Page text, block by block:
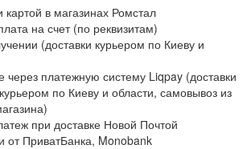
в магазинах Ромстал
на счет (по реквизитам)
(доставки курьером по Киеву и
через платежную систему Liqpay (доставки
по Киеву и области, самовывоз из
при доставке Новой Почтой
от ПриватБанка, Monobank